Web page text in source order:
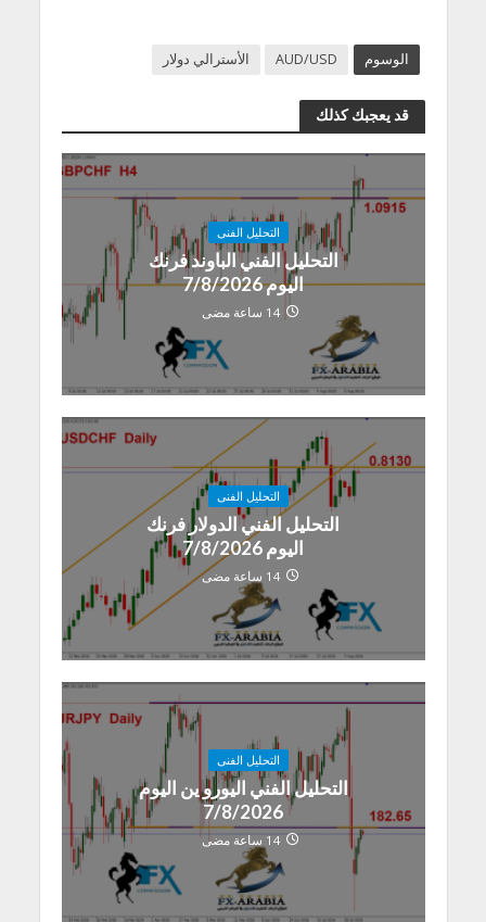
الوسوم AUD/USD الأسترالي دولار
قد يعجبك كذلك
التحليل الفنى
التحليل الفني الباوند فرنك
اليوم 7/8/2026
14 ساعة مضى
التحليل الفنى
التحليل الفني الدولار فرنك
اليوم 7/8/2026
14 ساعة مضى
التحليل الفنى
التحليل الفني اليورو ين اليوم
7/8/2026
14 ساعة مضى